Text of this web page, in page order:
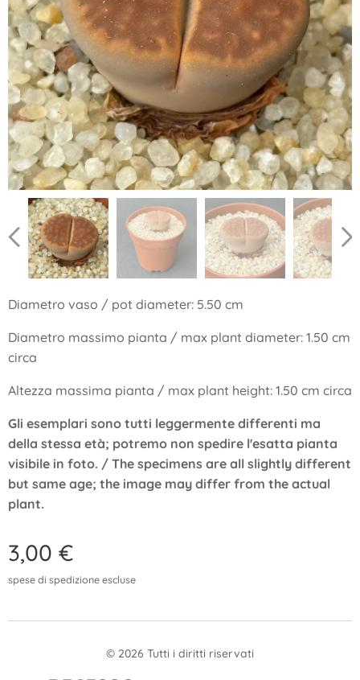
Diametro vaso / pot diameter: 5.50 cm
Diametro massimo pianta / max plant diameter: 1.50 cm
circa
Altezza massima pianta / max plant height: 1.50 cm circa
Gli esemplari sono tutti leggermente differenti ma
della stessa età; potremo non spedire l'esatta pianta
visibile in foto. / The specimens are all slightly different
but same age; the image may differ from the actual
plant.
3,00 €
spese di spedizione escluse
© 2026 Tutti i diritti riservati